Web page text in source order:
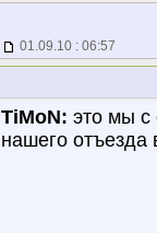
01.09.10 : 06:57
TiMoN: это мы с
нашего отъезда